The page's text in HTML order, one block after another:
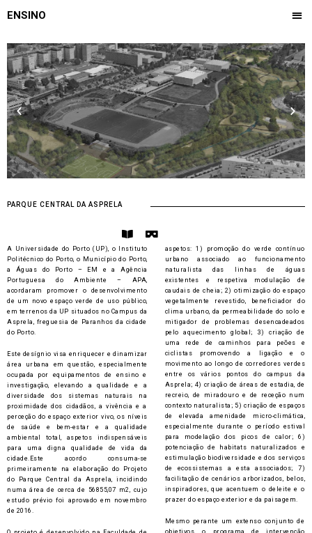
content
ENSINO
Previous Next
PARQUE CENTRAL DA ASPRELA
B
o
o
k
-
p
e
n
V
A Universidade do Porto (UP), o Instituto
Politécnico do Porto, o Município do Porto,
a Águas do Porto – EM e a Agência
Portuguesa do Ambiente – APA,
acordaram promover o desenvolvimento
de um novo espaço verde de uso público,
em terrenos da UP situados no Campus da
Asprela, freguesia de Paranhos da cidade
do Porto.
Este desígnio visa enriquecer e dinamizar
área urbana em questão, especialmente
ocupada por equipamentos de ensino e
investigação, elevando a qualidade e a
diversidade dos sistemas naturais na
proximidade dos cidadãos, a vivência e a
perceção do espaço exterior vivo, os níveis
de saúde e bem-estar e a qualidade
ambiental total, aspetos indispensáveis
para uma digna qualidade de vida da
cidade.Este acordo consuma-se
primeiramente na elaboração do Projeto
do Parque Central da Asprela, incidindo
numa área de cerca de 56855,07 m2, cujo
estudo prévio foi aprovado em novembro
de 2016.
aspetos: 1) promoção do verde contínuo
urbano associado ao funcionamento
naturalista das linhas de águas
existentes e respetiva modulação de
caudais de cheia; 2) otimização do espaço
vegetalmente revestido, beneficiador do
clima urbano, da permeabilidade do solo e
mitigador de problemas desencadeados
pelo aquecimento global; 3) criação de
uma rede de caminhos para peões e
ciclistas promovendo a ligação e o
movimento ao longo de corredores verdes
entre os vários pontos do campus da
Asprela; 4) criação de áreas de estadia, de
recreio, de miradouro e de receção num
contexto naturalista; 5) criação de espaços
de elevada amenidade micro-climática,
especialmente durante o período estival
para modelação dos picos de calor; 6)
potenciação de habitats naturalizados e
estimulação biodiversidade e dos serviços
de ecossistemas a esta associados; 7)
facilitação de cenários arborizados, belos,
inspiradores, que acentuem o deleite e o
prazer do espaço exterior e da paisagem.
Mesmo perante um extenso conjunto de
objetivos, o programa de intervenção